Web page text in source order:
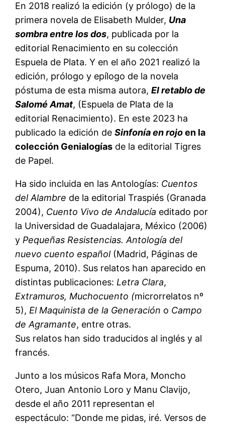
En 2018 realizó la edición (y prólogo) de la
primera novela de Elisabeth Mulder, Una
sombra entre los dos, publicada por la
editorial Renacimiento en su colección
Espuela de Plata. Y en el año 2021 realizó la
edición, prólogo y epílogo de la novela
póstuma de esta misma autora,El retablo de
Salomé Amat, (Espuela de Plata de la
editorial Renacimiento). En este 2023 ha
publicado la edición deSinfonía en rojoen la
colección Genialogías de la editorial Tigres
de Papel.
Ha sido incluida en las Antologías: Cuentos
del Alambre de la editorial Traspiés (Granada
2004), Cuento Vivo de Andalucía editado por
la Universidad de Guadalajara, México (2006)
y Pequeñas Resistencias. Antología del
nuevo cuento español(Madrid, Páginas de
Espuma, 2010). Sus relatos han aparecido en
distintas publicaciones: Letra Clara,
Extramuros, Muchocuento (microrrelatos nº
5), El Maquinista de la Generación o Campo
de Agramante, entre otras.
Sus relatos han sido traducidos al inglés y al
francés.
Junto a los músicos Rafa Mora, Moncho
Otero, Juan Antonio Loro y Manu Clavijo,
desde el año 2011 representan el
espectáculo: “Donde me pidas, iré. Versos de